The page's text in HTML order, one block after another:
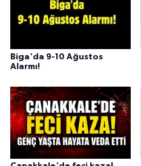
Biga'da 9-10 Ağustos
Alarmı!